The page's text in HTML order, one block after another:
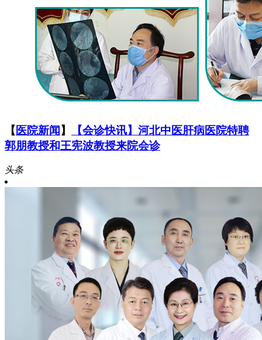
【 医院新闻】
【会诊快讯】河北中医肝病医院特聘
郭朋教授和王宪波教授来院会诊
头条